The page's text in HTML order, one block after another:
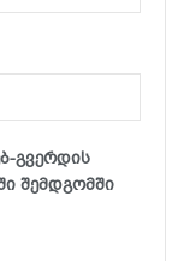
გვერდის
შემდგომში